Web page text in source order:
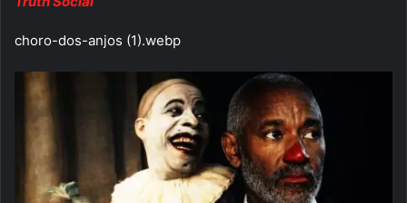
choro-dos-anjos (1).webp